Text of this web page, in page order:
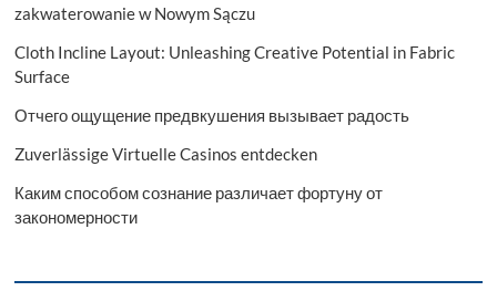
zakwaterowanie w Nowym Sączu
Cloth Incline Layout: Unleashing Creative Potential in Fabric
Surface
Отчего ощущение предвкушения вызывает радость
Zuverlässige Virtuelle Casinos entdecken
Каким способом сознание различает фортуну от
закономерности